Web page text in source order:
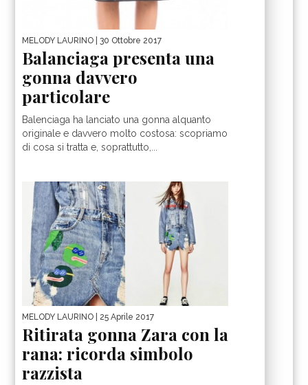
MELODY LAURINO | 30 Ottobre 2017
Balanciaga presenta una
gonna davvero
particolare
Balenciaga ha lanciato una gonna alquanto
originale e davvero molto costosa: scopriamo
di cosa si tratta e, soprattutto,...
MELODY LAURINO | 25 Aprile 2017
Ritirata gonna Zara con la
rana: ricorda simbolo
razzista